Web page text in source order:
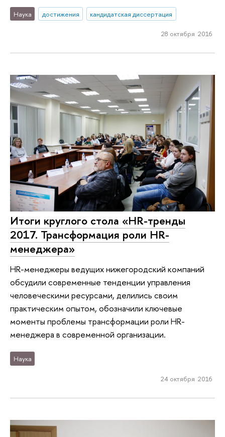
Наука достижения кандидатская диссертация
28 октября 2016
Итоги круглого стола «HR-тренды
2017. Трансформация роли HR-
менеджера»
HR-менеджеры ведущих нижегородский компаний
обсудили современные тенденции управления
человеческими ресурсами, делились своим
практическим опытом, обозначили ключевые
моменты проблемы трансформации роли HR-
менеджера в современной организации.
Наука
24 октября 2016